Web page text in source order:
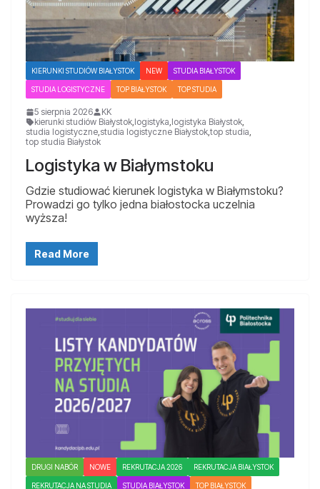
KIERUNKI STUDIÓW BIAŁYSTOK NEW STUDIA BIAŁYSTOK
STUDIA LOGISTYCZNE TOP BIAŁYSTOK TOP STUDIA
5 sierpnia 2026
KK
kierunki studiów Białystok,logistyka,logistyka Białystok,
studia logistyczne,studia logistyczne Białystok,top studia,
top studia Białystok
Logistyka w Białymstoku
Gdzie studiować kierunek logistyka w Białymstoku?
Prowadzi go tylko jedna białostocka uczelnia
wyższa!
Read More
DRUGI NABÓR NOWE REKRUTACJA 2026 REKRUTACJA BIAŁYSTOK
REKRUTACJA NA STUDIA STUDIA BIAŁYSTOK TOP BIAŁYSTOK